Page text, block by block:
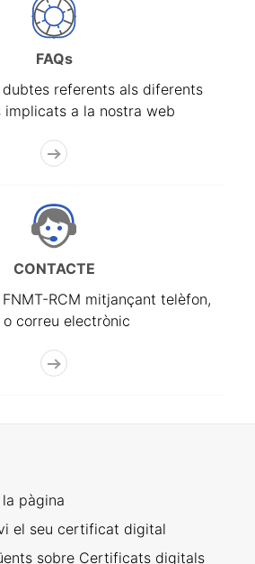
FAQs
dubtes referents als diferents
implicats a la nostra web
CONTACTE
RCM mitjançant telèfon,
correu electrònic
pàgina
el seu certificat digital
sobre Certificats digitals